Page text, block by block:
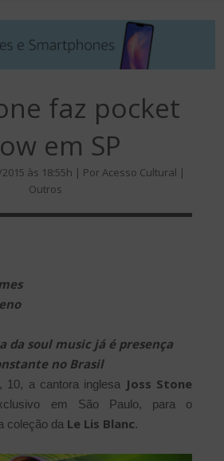
faz pocket
em SP
às 18:55h | Por Acesso Cultural |
Outros
da soul music já é presença
no Brasil
10, a cantora inglesa Joss Stone
em São Paulo, para o
coleção da Le Lis Blanc.